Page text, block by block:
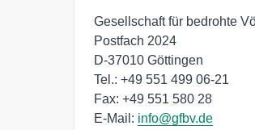
Gesellschaft für bedrohte
Postfach 2024
D-37010 Göttingen
Tel.: +49 551 499 06-21
Fax: +49 551 580 28
E-Mail: info@gfbv.de